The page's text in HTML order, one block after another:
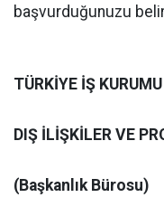
başvurduğunuzu
TÜRKİYE İŞ
DIŞ İLİŞKİLER VE
(Başkanlık Bürosu)